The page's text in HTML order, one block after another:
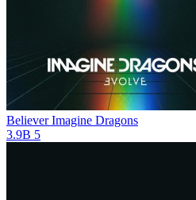
Believer Imagine Dragons
3.9B 5